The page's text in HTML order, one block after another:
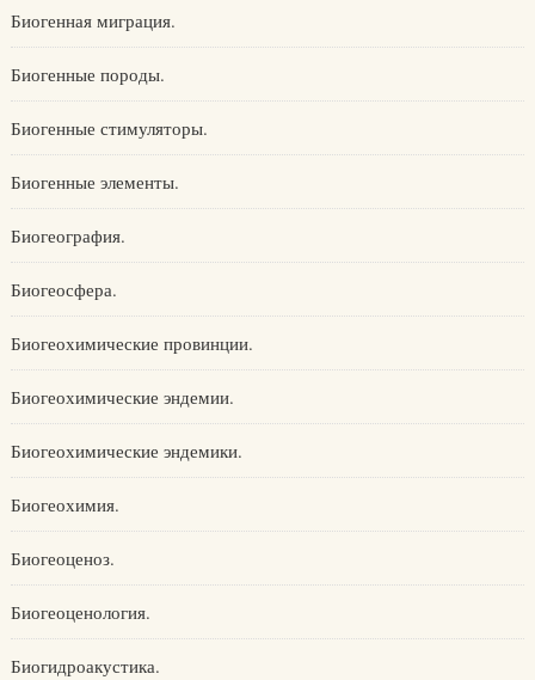
Биогенная миграция.
Биогенные породы.
Биогенные стимуляторы.
Биогенные элементы.
Биогеография.
Биогеосфера.
Биогеохимические провинции.
Биогеохимические эндемии.
Биогеохимические эндемики.
Биогеохимия.
Биогеоценоз.
Биогеоценология.
Биогидроакустика.